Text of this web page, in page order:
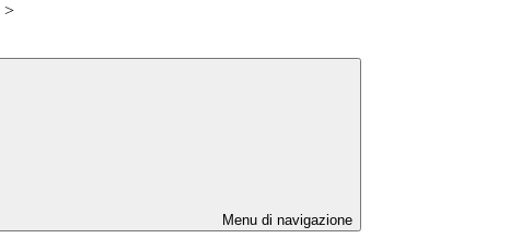
>
Menu di navigazione